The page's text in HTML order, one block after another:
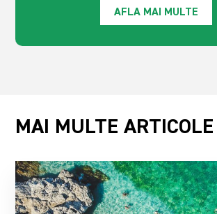
AFLA MAI MULTE
MAI MULTE ARTICOLE